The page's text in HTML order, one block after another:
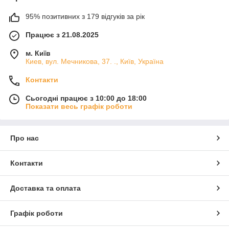
95% позитивних з 179 відгуків за рік
Працює з 21.08.2025
м. Київ
Киев, вул. Мечникова, 37. ., Київ, Україна
Контакти
Сьогодні працює з 10:00 до 18:00
Показати весь графік роботи
Про нас
Контакти
Доставка та оплата
Графік роботи